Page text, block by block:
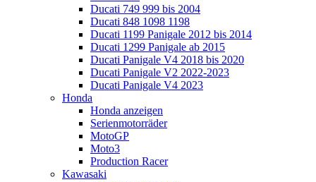
Ducati 749 999 bis 2004
Ducati 848 1098 1198
Ducati 1199 Panigale 2012 bis 2014
Ducati 1299 Panigale ab 2015
Ducati Panigale V4 2018 bis 2020
Ducati Panigale V2 2022-2023
Ducati Panigale V4 2023
Honda
Honda anzeigen
Serienmotorräder
MotoGP
Moto3
Production Racer
Kawasaki